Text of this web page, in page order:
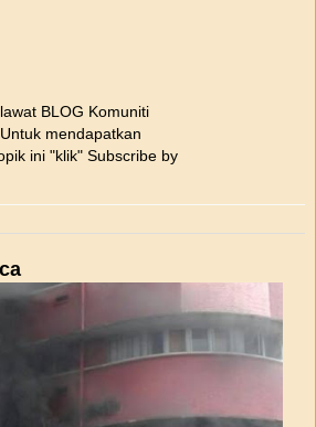
BLOG Komuniti
mendapatkan
ini "klik" Subscribe by